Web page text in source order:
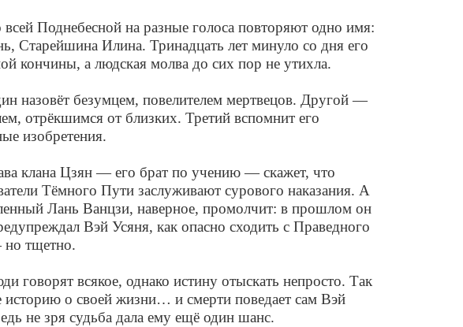
Поднебесной на разные голоса повторяют одно имя:
Старейшина Илина. Тринадцать лет минуло со дня его
кончины, а людская молва до сих пор не утихла.
назовёт безумцем, повелителем мертвецов. Другой —
отрёкшимся от близких. Третий вспомнит его
изобретения.
клана Цзян — его брат по учению — скажет, что
Тёмного Пути заслуживают сурового наказания. А
Лань Ванцзи, наверное, промолчит: в прошлом он
Вэй Усяня, как опасно сходить с Праведного
тщетно.
говорят всякое, однако истину отыскать непросто. Так
историю о своей жизни… и смерти поведает сам Вэй
не зря судьба дала ему ещё один шанс.